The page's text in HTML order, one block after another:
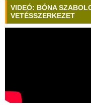
VIDEÓ: BÓNA
VETÉSSZERKEZET